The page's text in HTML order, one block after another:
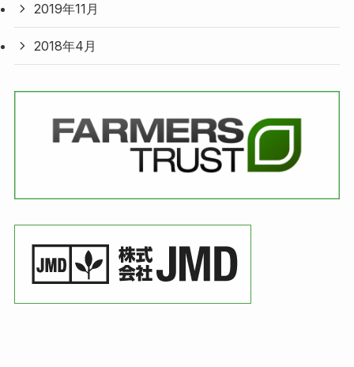
2019年11月
2018年4月